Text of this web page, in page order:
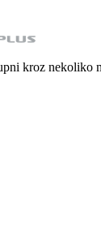
kroz nekoliko